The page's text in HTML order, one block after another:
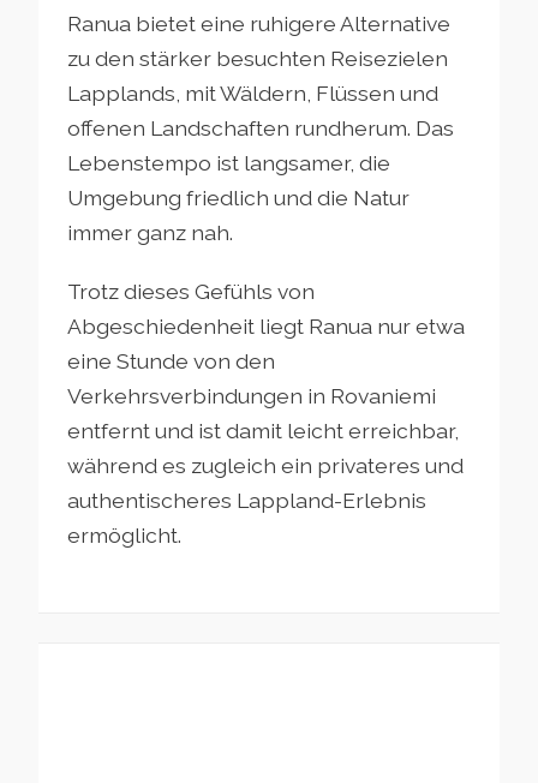
Ranua bietet eine ruhigere Alternative
zu den stärker besuchten Reisezielen
Lapplands, mit Wäldern, Flüssen und
offenen Landschaften rundherum. Das
Lebenstempo ist langsamer, die
Umgebung friedlich und die Natur
immer ganz nah.
Trotz dieses Gefühls von
Abgeschiedenheit liegt Ranua nur etwa
eine Stunde von den
Verkehrsverbindungen in Rovaniemi
entfernt und ist damit leicht erreichbar,
während es zugleich ein privateres und
authentischeres Lappland-Erlebnis
ermöglicht.